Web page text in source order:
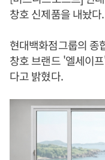
창호 신제품을 내놨다.
현대백화점그룹의 종
창호 브랜드 '엘세이
다고 밝혔다.